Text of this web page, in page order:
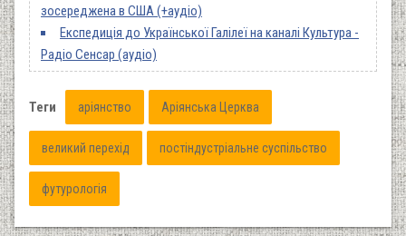
зосереджена в США (+аудіо)
Експедиція до Української Галілеї на каналі Культура -
Радіо Сенсар (аудіо)
Теги аріянство Аріянська Церква
великий перехід постіндустріальне суспільство
футурологія